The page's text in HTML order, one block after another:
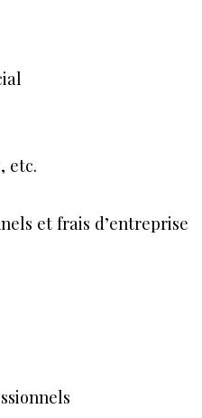
etc.
et frais d’entreprise